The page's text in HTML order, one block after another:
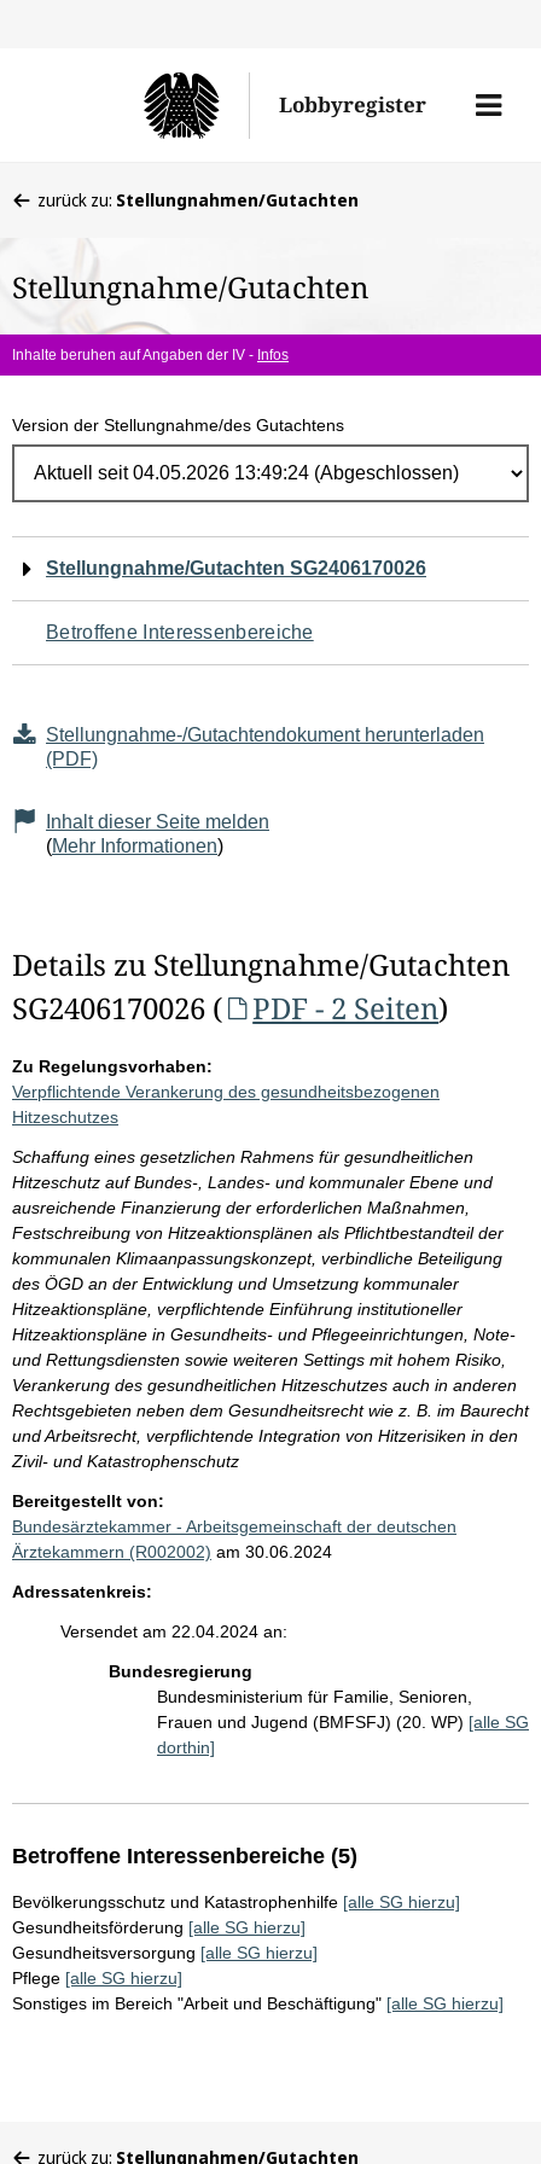
Lobbyregister
Menü
befinden
hier:
zurück zu: Stellungnahmen/Gutachten
Stellungnahme/Gutachten
Inhalte beruhen auf Angaben der IV - Infos
Version der Stellungnahme/des Gutachtens
Navigation
für
den
Seiteninhalt
Stellungnahme/Gutachten SG2406170026
Betroffene Interessenbereiche
Stellungnahme-/Gutachtendokument herunterladen
(PDF)
Inhalt dieser Seite melden
(Mehr Informationen)
Details zu Stellungnahme/Gutachten
SG2406170026 (
PDF - 2 Seiten)
Zu Regelungsvorhaben:
Verpflichtende Verankerung des gesundheitsbezogenen
Hitzeschutzes
Schaffung eines gesetzlichen Rahmens für gesundheitlichen
Hitzeschutz auf Bundes-, Landes- und kommunaler Ebene und
ausreichende Finanzierung der erforderlichen Maßnahmen,
Festschreibung von Hitzeaktionsplänen als Pflichtbestandteil der
kommunalen Klimaanpassungskonzept, verbindliche Beteiligung
des ÖGD an der Entwicklung und Umsetzung kommunaler
Hitzeaktionspläne, verpflichtende Einführung institutioneller
Hitzeaktionspläne in Gesundheits- und Pflegeeinrichtungen, Note-
und Rettungsdiensten sowie weiteren Settings mit hohem Risiko,
Verankerung des gesundheitlichen Hitzeschutzes auch in anderen
Rechtsgebieten neben dem Gesundheitsrecht wie z. B. im Baurecht
und Arbeitsrecht, verpflichtende Integration von Hitzerisiken in den
Zivil- und Katastrophenschutz
Bereitgestellt von:
Bundesärztekammer - Arbeitsgemeinschaft der deutschen
Ärztekammern (R002002) am 30.06.2024
Adressatenkreis:
Versendet am 22.04.2024 an:
Bundesregierung
Bundesministerium für Familie, Senioren,
Frauen und Jugend (BMFSFJ) (20. WP) [alle SG
dorthin]
Betroffene Interessenbereiche (5)
Bevölkerungsschutz und Katastrophenhilfe [alle SG hierzu]
Gesundheitsförderung [alle SG hierzu]
Gesundheitsversorgung [alle SG hierzu]
Pflege [alle SG hierzu]
Sonstiges im Bereich "Arbeit und Beschäftigung" [alle SG hierzu]
zurück zu: Stellungnahmen/Gutachten